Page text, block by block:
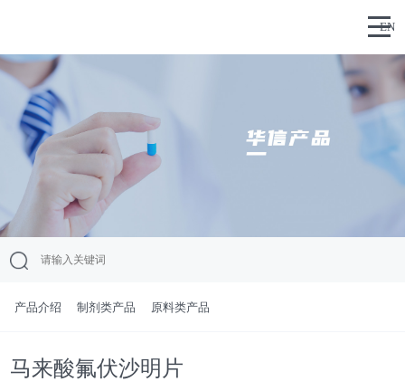
EN
产品介绍 制剂类产品 原料类产品
马来酸氟伏沙明片